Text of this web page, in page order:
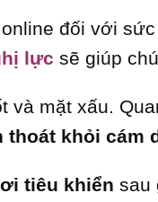
đối với
lực sẽ giúp
và mặt xấu.
thoát khỏi cám
tiêu khiển sau